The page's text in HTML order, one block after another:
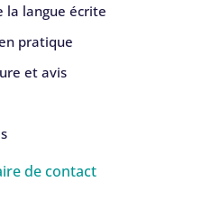
la langue écrite
pratique
et avis
de contact